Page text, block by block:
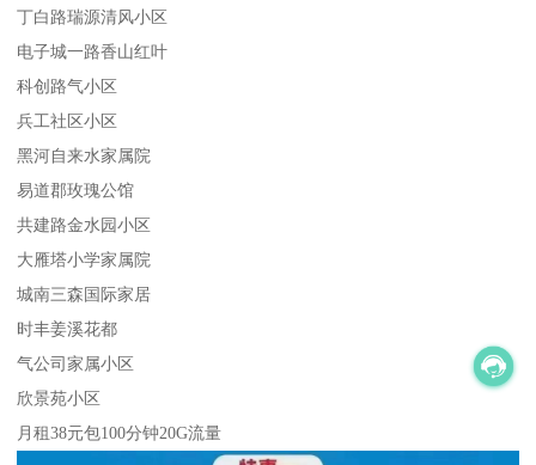
丁白路瑞源清风小区
电子城一路香山红叶
科创路气小区
兵工社区小区
黑河自来水家属院
易道郡玫瑰公馆
共建路金水园小区
大雁塔小学家属院
城南三森国际家居
时丰姜溪花都
气公司家属小区
欣景苑小区
月租38元包100分钟20G流量